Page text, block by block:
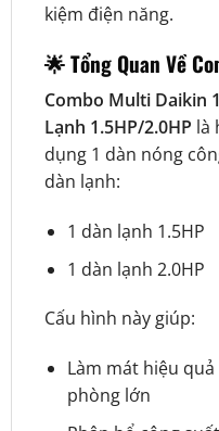
kiệm điện năng.
🌟 Tổng Quan Về
Combo Multi Daikin
Lạnh 1.5HP/2.0HP là
dụng 1 dàn nóng
dàn lạnh:
1 dàn lạnh 1.5HP
1 dàn lạnh 2.0HP
Cấu hình này giúp:
Làm mát hiệu
phòng lớn